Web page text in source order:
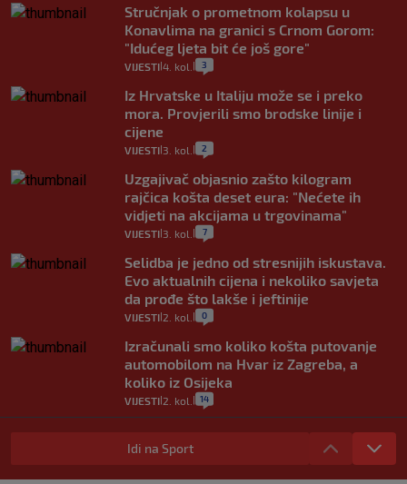
Stručnjak o prometnom kolapsu u
Konavlima na granici s Crnom Gorom:
"Idućeg ljeta bit će još gore"
VIJESTI 4. kol. 3
Iz Hrvatske u Italiju može se i preko
mora. Provjerili smo brodske linije i
cijene
VIJESTI 3. kol. 2
Uzgajivač objasnio zašto kilogram
rajčica košta deset eura: "Nećete ih
vidjeti na akcijama u trgovinama"
VIJESTI 3. kol. 7
Selidba je jedno od stresnijih iskustava.
Evo aktualnih cijena i nekoliko savjeta
da prođe što lakše i jeftinije
VIJESTI 2. kol. 0
Izračunali smo koliko košta putovanje
automobilom na Hvar iz Zagreba, a
koliko iz Osijeka
VIJESTI 2. kol. 14
"Kći je otišla na more, a zaboravila
zdravstvenu iskaznicu". Kakva su prava
pacijenata izvan mjesta prebivališta?
Idi na Sport